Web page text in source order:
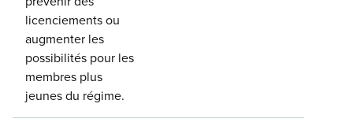
licenciements ou
augmenter les
possibilités pour les
membres plus
jeunes du régime.